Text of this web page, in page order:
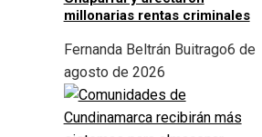
millonarias rentas criminales
Fernanda Beltrán Buitrago6 de
agosto de 2026